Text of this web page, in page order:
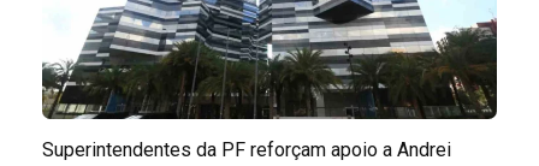
Superintendentes da PF reforçam apoio a Andrei